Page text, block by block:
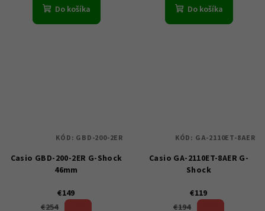
Do košíka Do košíka
Casio GBD-200-2ER G-Shock
46mm
€149
€254
KÓD: GBD-200-2ER
Casio GA-2110ET-8AER G-
Shock
€119
€194
KÓD: GA-2110ET-8AER